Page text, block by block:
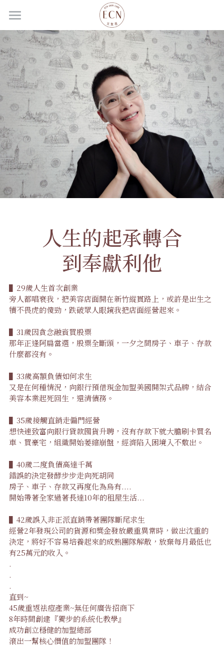
主頁
關於我們
創辦人故事
艾聖恩QA
艾聖恩自由品牌
人生的起承轉合
到奉獻利他
▌29歲人生首次創業
旁人都唱衰我，把美容店面開在新竹縱貫路上，或許是出生之
犢不畏虎的傻勁，跌破眾人眼鏡我把店面經營起來。
▌31歲因貪念融資買股票
那年正逢阿扁當選，股票全斷頭，一夕之間房子、車子、存款
什麼都沒有。
▌33歲高額負債如何求生
又是在何種情況，向銀行預借現金加盟美國開架式品牌，結合
美容本業起死回生，還清債務。
▌35歲接觸直銷走偏門經營
想快速致富向銀行貸款囤貨升聘，沒有存款下就大膽刷卡買名
車、買豪宅，組織開始萎縮崩盤，經濟陷入困境入不敷出。
▌40歲二度負債高達千萬
錯誤的決定發酵步步走向死胡同
房子、車子、存款又再度化為烏有....
開始帶著全家過著長達10年的租屋生活...
▌42歲誤入非正派直銷帶著團隊斷尾求生
經營2年發現公司的貨源和獎金發放嚴重異常時，做出沈重的
決定，將好不容易培養起來的成熟團隊解散，放棄每月最低也
有25萬元的收入。
.
.
.
直到~
45歲重返祛痘產業~無任何廣告招商下
8年時間創建『獨步的系統化教學』
成功創立穩健的加盟總部
滾出一幫核心價值的加盟團隊！